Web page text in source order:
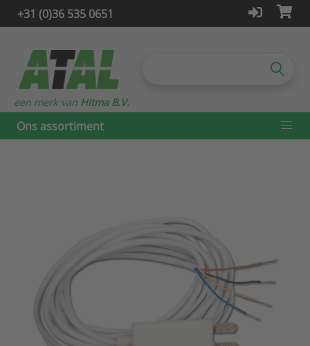
+31 (0)36 535 0651
Ons assortiment
een merk van Hitma B.V.